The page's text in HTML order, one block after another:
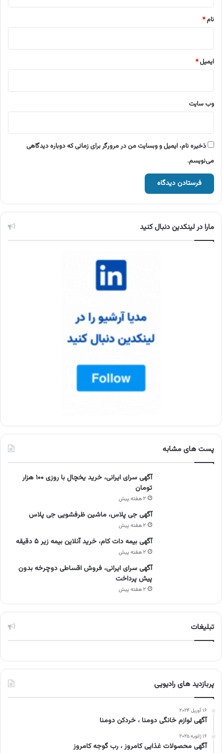
نام*
ایمیل*
وب‌ سایت
ذخیره نام، ایمیل و وبسایت من در مرورگر برای زمانی که دوباره دیدگاهی
می‌نویسم.
مارا در لینکدین دنبال کنید
پست های مشابه
آگهی سرای ایرانی، خرید یخچال با روزی ۱۰۰ هزار
تومان
۲ هفته پیش
آگهی جی پلاس، ماشین ظرفشویی جی پلاس
۲ هفته پیش
آگهی بیمه دات کام، خرید آنلاین بیمه زیر ۵ دقیقه
۲ هفته پیش
آگهی سرای ایرانی، فروش اقساطی دوچرخه بدون
پیش پرداخت
۲ هفته پیش
تبلیغات
پربازدید های رادیویی
۱۶ آوریل ۲۰۲۴
آگهی لوازم خانگی دومنا ، خردکن دومنا
۱۶ ژانویه ۲۰۲۵
آگهی محصولات غذایی کامروز ، رب گوجه کامروز